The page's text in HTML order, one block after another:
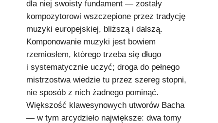
dla niej swoisty fundament — zostały
kompozytorowi wszczepione przez tradycję
muzyki europejskiej, bliższą i dalszą.
Komponowanie muzyki jest bowiem
rzemiosłem, którego trzeba się długo
i systematycznie uczyć; droga do pełnego
mistrzostwa wiedzie tu przez szereg stopni,
nie sposób z nich żadnego pominąć.
Większość klawesynowych utworów Bacha
— w tym arcydzieło największe: dwa tomy